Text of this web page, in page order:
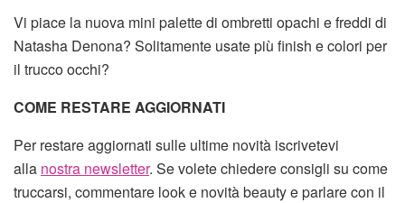
Vi piace la nuova mini palette di ombretti opachi e freddi di
Natasha Denona? Solitamente usate più finish e colori per
il trucco occhi?
COME RESTARE AGGIORNATI
Per restare aggiornati sulle ultime novità iscrivetevi
alla nostra newsletter. Se volete chiedere consigli su come
truccarsi, commentare look e novità beauty e parlare con il